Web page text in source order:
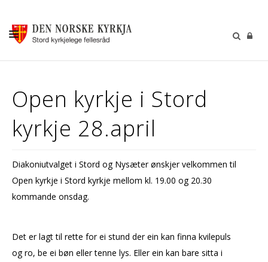
GUDSTENESTER
DÅP VIGSEL GRAVFERD
BARN OG UNGDOM
SOKNERÅDA
INFORMASJON
GI EI GÅVE
Open kyrkje i Stord
kyrkje 28.april
Diakoniutvalget i Stord og Nysæter ønskjer velkommen til
Open kyrkje i Stord kyrkje mellom kl. 19.00 og 20.30
kommande onsdag.
Det er lagt til rette for ei stund der ein kan finna kvilepuls
og ro, be ei bøn eller tenne lys. Eller ein kan bare sitta i